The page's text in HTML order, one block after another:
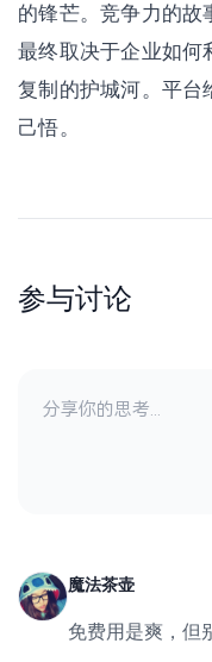
的锋芒。竞争力的故
最终取决于企业如何
复制的护城河。平台
己悟。
参与讨论
魔法茶壶
免费用是爽，但